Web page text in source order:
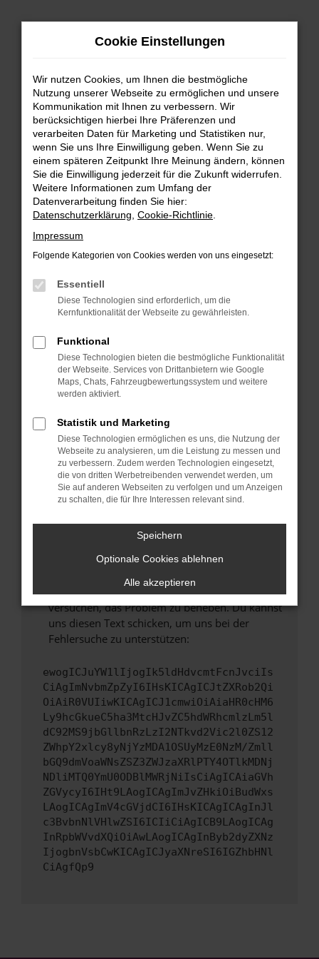
Zum
FEHLER: NETWORK ERROR
Beim Laden ist ein Fehler aufgetreten.
Hier sind ein paar Tipps, die dir helfen können:
Überprüfe deine Firewall und deine
Internetverbindung.
Laden andere Webseiten, zum Beispiel deine
Manche Erweiterungen, wie Werbeblocker,
verhindern. Funktioniert die Seite in einem
anderen Browser oder in einem privaten
Fenster?
Starte dein Gerät neu.
Probleme zu beheben.
Stelle sicher, dass dein Browser und dein
Betriebssystem auf dem neuesten Stand
sind.
Veraltete Software birgt nicht nur ein
Sicherheitsrisiko, sondern kann auch dazu
führen, dass bestimmte Funktionen nicht mehr
unterstützt werden.
Wende dich an den Webseitenbetreiber.
Wenn du alle oben genannten Schritte versucht
hast, kontaktiere uns bitte. Wir werden
versuchen, das Problem zu beheben. Du kannst
uns diesen Text schicken, um uns bei der
Fehlersuche zu unterstützen:
ewogICJuYW1lIjogIk5ldHdvcmtFcnJvciIs
CiAgImNvbmZpZyI6IHsKICAgICJtZXRob2Qi
OiAiR0VUIiwKICAgICJ1cmwiOiAiaHR0cHM6
Ly9hcGkueC5ha3MtcHJvZC5hdWRhcmlzLm5l
dC92MS9jbGllbnRzLzI2NTkvd2Vic2l0ZS12
ZWhpY2xlcy8yNjYzMDA1OSUyMzE0NzM/Zmll
bGQ9dmVoaWNsZSZ3ZWJzaXRlPTY4OTlkMDNj
NDliMTQ0YmU0ODBlMWRjNiIsCiAgICAiaGVh
ZGVycyI6IHt9LAogICAgImJvZHkiOiBudWxs
LAogICAgImV4cGVjdCI6IHsKICAgICAgInJl
c3BvbnNlVHlwZSI6ICIiCiAgICB9LAogICAg
InRpbWVvdXQiOiAwLAogICAgInByb2dyZXNz
IjogbnVsbCwKICAgICJyaXNreSI6IGZhbHNl
CiAgfQp9
Cookie Einstellungen
Wir nutzen Cookies, um Ihnen die bestmögliche
Nutzung unserer Webseite zu ermöglichen und unsere
Kommunikation mit Ihnen zu verbessern. Wir
berücksichtigen hierbei Ihre Präferenzen und
verarbeiten Daten für Marketing und Statistiken nur,
wenn Sie uns Ihre Einwilligung geben. Wenn Sie zu
einem späteren Zeitpunkt Ihre Meinung ändern, können
Sie die Einwilligung jederzeit für die Zukunft widerrufen.
Weitere Informationen zum Umfang der
Datenverarbeitung finden Sie hier:
Datenschutzerklärung Cookie-Richtlinie
Impressum
Folgende Kategorien von Cookies werden von uns eingesetzt:
Essentiell
Diese Technologien sind erforderlich, um die
Kernfunktionalität der Webseite zu gewährleisten.
Funktional
Diese Technologien bieten die bestmögliche Funktionalität
der Webseite. Services von Drittanbietern wie Google
Maps, Chats, Fahrzeugbewertungssystem und weitere
werden aktiviert.
Statistik und Marketing
Diese Technologien ermöglichen es uns, die Nutzung der
Webseite zu analysieren, um die Leistung zu messen und
zu verbessern. Zudem werden Technologien eingesetzt,
die von dritten Werbetreibenden verwendet werden, um
Sie auf anderen Webseiten zu verfolgen und um Anzeigen
zu schalten, die für Ihre Interessen relevant sind.
Speichern
Optionale Cookies ablehnen
Alle akzeptieren